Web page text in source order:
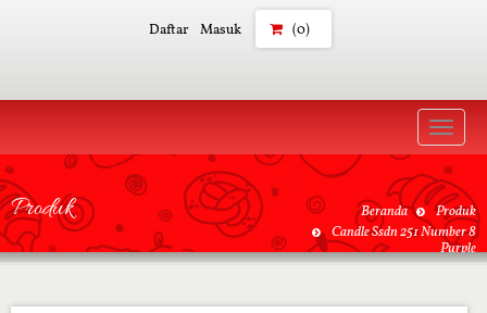
Daftar Masuk (0)
Toggle
Produk Beranda
Produk
Candle Ssdn 251 Number 8
Purple